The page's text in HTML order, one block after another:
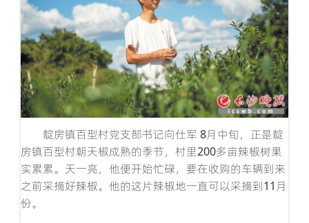
靛房镇百型村党支部书记向仕军 8月中旬，正是靛
房镇百型村朝天椒成熟的季节，村里200多亩辣椒树果
实累累。天一亮，他便开始忙碌，要在收购的车辆到来
之前采摘好辣椒。他的这片辣椒地一直可以采摘到11月
份。